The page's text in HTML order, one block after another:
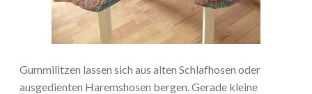
Gummilitzen lassen sich aus alten Schlafhosen oder
ausgedienten Haremshosen bergen. Gerade kleine